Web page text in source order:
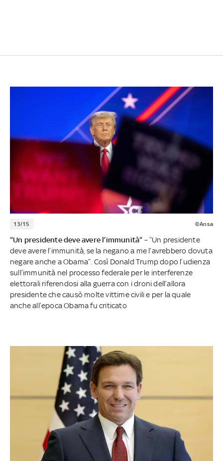
13/15 ©Ansa
“Un presidente deve avere l’immunità” – “Un presidente
deve avere l’immunità, se la negano a me l’avrebbero dovuta
negare anche a Obama”. Così Donald Trump dopo l’udienza
sull’immunità nel processo federale per le interferenze
elettorali riferendosi alla guerra con i droni dell’allora
presidente che causò molte vittime civili e per la quale
anche all’epoca Obama fu criticato